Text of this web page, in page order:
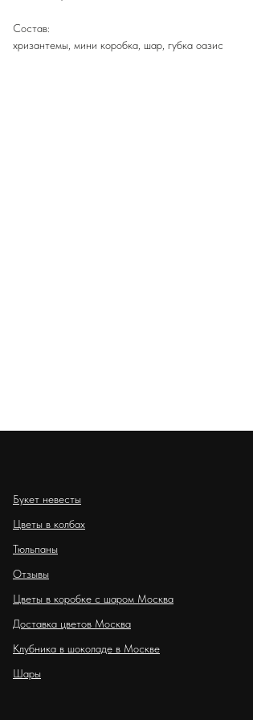
Состав:
хризантемы, мини коробка, шар, губка оазис
Букет невесты
Цветы в колбах
Тюльпаны
Отзывы
Цветы в коробке с шаром Москва
Доставка цветов Москва
Клубника в шоколаде в Москве
Шары